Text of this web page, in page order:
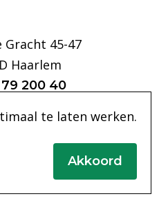
Gracht 45-47
Haarlem
200 40
te laten werken.
Akkoord